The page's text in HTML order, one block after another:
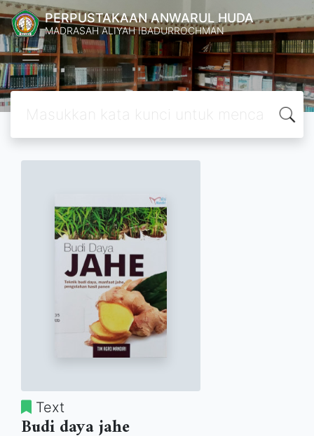
PERPUSTAKAAN ANWARUL HUDA
MADRASAH ALIYAH IBADURROCHMAN
Text
Budi daya jahe